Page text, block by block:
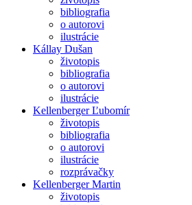
bibliografia
o autorovi
ilustrácie
Kállay Dušan
životopis
bibliografia
o autorovi
ilustrácie
Kellenberger Ľubomír
životopis
bibliografia
o autorovi
ilustrácie
rozprávačky
Kellenberger Martin
životopis